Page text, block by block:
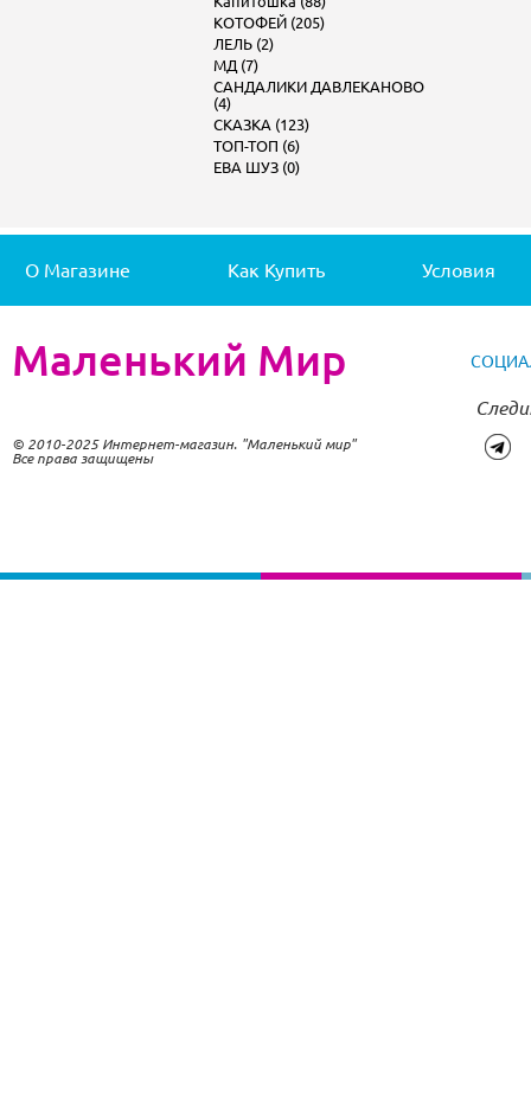
КОТОФЕЙ (205)
ЛЕЛЬ (2)
МД (7)
САНДАЛИКИ ДАВЛЕКАНОВО
(4)
СКАЗКА (123)
ТОП-ТОП (6)
ЕВА ШУЗ (0)
О Магазине Как Купить Условия
Маленький Мир
© 2010-2025 Интернет-магазин. "Маленький мир"
Все права защищены